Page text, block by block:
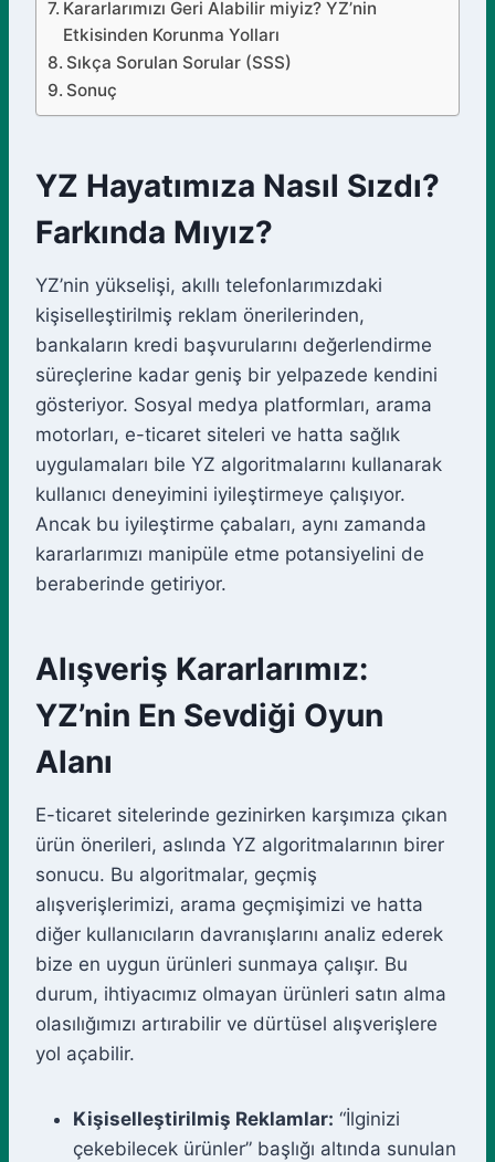
Kararlarımızı Geri Alabilir miyiz? YZ’nin
Etkisinden Korunma Yolları
Sıkça Sorulan Sorular (SSS)
Sonuç
YZ Hayatımıza Nasıl Sızdı?
Farkında Mıyız?
YZ’nin yükselişi, akıllı telefonlarımızdaki
kişiselleştirilmiş reklam önerilerinden,
bankaların kredi başvurularını değerlendirme
süreçlerine kadar geniş bir yelpazede kendini
gösteriyor. Sosyal medya platformları, arama
motorları, e-ticaret siteleri ve hatta sağlık
uygulamaları bile YZ algoritmalarını kullanarak
kullanıcı deneyimini iyileştirmeye çalışıyor.
Ancak bu iyileştirme çabaları, aynı zamanda
kararlarımızı manipüle etme potansiyelini de
beraberinde getiriyor.
Alışveriş Kararlarımız:
YZ’nin En Sevdiği Oyun
Alanı
E-ticaret sitelerinde gezinirken karşımıza çıkan
ürün önerileri, aslında YZ algoritmalarının birer
sonucu. Bu algoritmalar, geçmiş
alışverişlerimizi, arama geçmişimizi ve hatta
diğer kullanıcıların davranışlarını analiz ederek
bize en uygun ürünleri sunmaya çalışır. Bu
durum, ihtiyacımız olmayan ürünleri satın alma
olasılığımızı artırabilir ve dürtüsel alışverişlere
yol açabilir.
Kişiselleştirilmiş Reklamlar: “İlginizi
çekebilecek ürünler” başlığı altında sunulan